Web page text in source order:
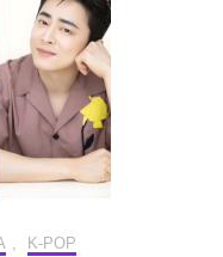
K-POP